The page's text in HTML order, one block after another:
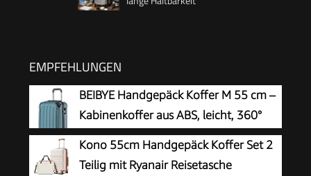
EMPFEHLUNGEN
BEIBYE Handgepäck Koffer M 55 cm –
Kabinenkoffer aus ABS, leicht, 360°
Doppelrollen, Reisekoffer für
Kurzreisen, Dunkelgruen
Kono 55cm Handgepäck Koffer Set 2
Teilig mit Ryanair Reisetasche